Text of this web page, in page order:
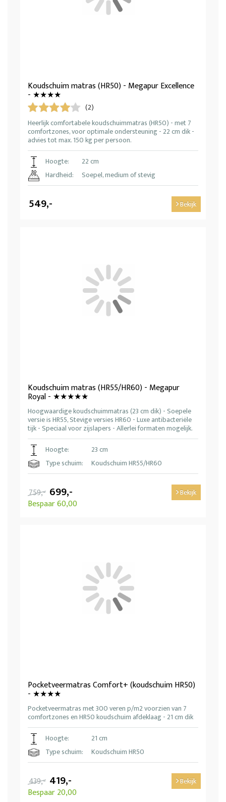
Koudschuim matras (HR50) - Megapur Excellence
- ★★★★
(2)
Heerlijk comfortabele koudschuimmatras (HR50) - met 7
comfortzones, voor optimale ondersteuning - 22 cm dik -
advies tot max. 150 kg per persoon.
Hoogte:
22 cm
Hardheid:
Soepel, medium of stevig
549,- Bekijk
Koudschuim matras (HR55/HR60) - Megapur
Royal - ★★★★★
Hoogwaardige koudschuimmatras (23 cm dik) - Soepele
versie is HR55, Stevige versies HR60 - Luxe antibacteriële
tijk - Speciaal voor zijslapers - Allerlei formaten mogelijk.
Hoogte:
23 cm
Type schuim:
Koudschuim HR55/HR60
759,- 699,-
Bespaar 60,00
Bekijk
Pocketveermatras Comfort+ (koudschuim HR50)
- ★★★★
Pocketveermatras met 300 veren p/m2 voorzien van 7
comfortzones en HR50 koudschuim afdeklaag - 21 cm dik
Hoogte:
21 cm
Type schuim:
Koudschuim HR50
439,- 419,-
Bespaar 20,00
Bekijk